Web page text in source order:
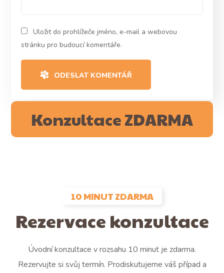
Uložit do prohlížeče jméno, e-mail a webovou
stránku pro budoucí komentáře.
ODESLAT KOMENTÁŘ
Konzultace ZDARMA
10 MINUT ZDARMA
Rezervace konzultace
Úvodní konzultace v rozsahu 10 minut je zdarma.
Rezervujte si svůj termín. Prodiskutujeme váš případ a